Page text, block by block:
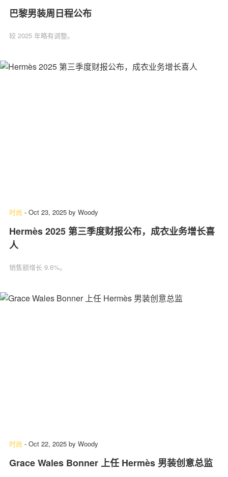
巴黎男装周日程公布
较 2025 年略有调整。
时尚 - Oct 23, 2025 by Woody
Hermès 2025 第三季度财报公布，成衣业务增长喜
人
销售额增长 9.6%。
时尚 - Oct 22, 2025 by Woody
Grace Wales Bonner 上任 Hermès 男装创意总监